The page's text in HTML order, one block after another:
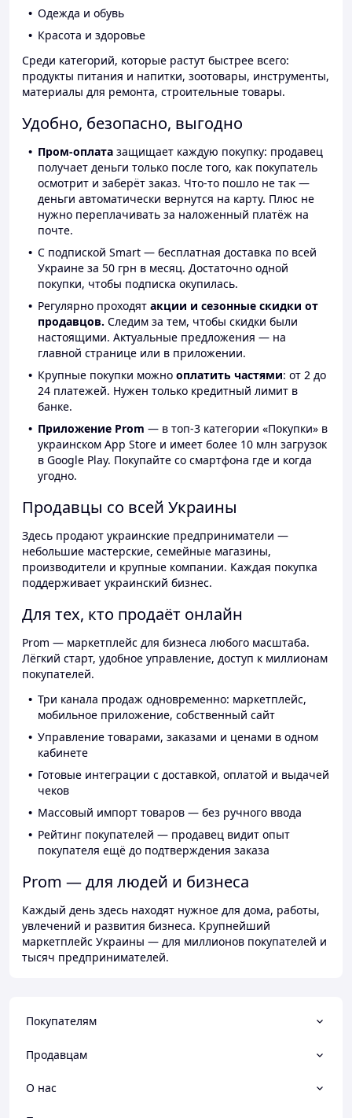
Одежда и обувь
Красота и здоровье
Среди категорий, которые растут быстрее всего:
продукты питания и напитки, зоотовары, инструменты,
материалы для ремонта, строительные товары.
Удобно, безопасно, выгодно
Пром-оплата защищает каждую покупку: продавец
получает деньги только после того, как покупатель
осмотрит и заберёт заказ. Что-то пошло не так —
деньги автоматически вернутся на карту. Плюс не
нужно переплачивать за наложенный платёж на
почте.
С подпиской Smart — бесплатная доставка по всей
Украине за 50 грн в месяц. Достаточно одной
покупки, чтобы подписка окупилась.
Регулярно проходят акции и сезонные скидки от
продавцов. Следим за тем, чтобы скидки были
настоящими. Актуальные предложения — на
главной странице или в приложении.
Крупные покупки можно оплатить частями: от 2 до
24 платежей. Нужен только кредитный лимит в
банке.
Приложение Prom — в топ-3 категории «Покупки» в
украинском App Store и имеет более 10 млн загрузок
в Google Play. Покупайте со смартфона где и когда
угодно.
Продавцы со всей Украины
Здесь продают украинские предприниматели —
небольшие мастерские, семейные магазины,
производители и крупные компании. Каждая покупка
поддерживает украинский бизнес.
Для тех, кто продаёт онлайн
Prom — маркетплейс для бизнеса любого масштаба.
Лёгкий старт, удобное управление, доступ к миллионам
покупателей.
Три канала продаж одновременно: маркетплейс,
мобильное приложение, собственный сайт
Управление товарами, заказами и ценами в одном
кабинете
Готовые интеграции с доставкой, оплатой и выдачей
чеков
Массовый импорт товаров — без ручного ввода
Рейтинг покупателей — продавец видит опыт
покупателя ещё до подтверждения заказа
Prom — для людей и бизнеса
Каждый день здесь находят нужное для дома, работы,
увлечений и развития бизнеса. Крупнейший
маркетплейс Украины — для миллионов покупателей и
тысяч предпринимателей.
Покупателям
Продавцам
О нас